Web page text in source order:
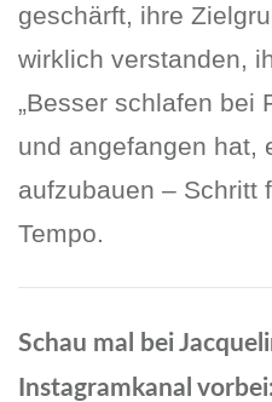
geschärft, ihre
wirklich verstanden,
„Besser schlafen bei
und angefangen hat,
aufzubauen – Schritt
Tempo.
Schau mal bei
Instagramkanal